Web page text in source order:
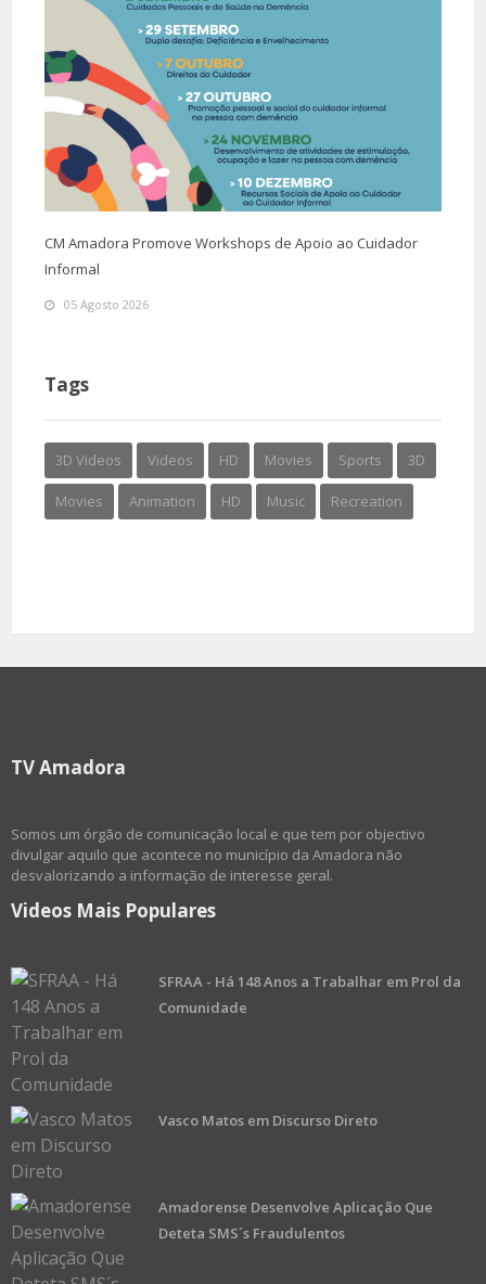
CM Amadora Promove Workshops de Apoio ao Cuidador
Informal
05 Agosto 2026
Tags
3D Videos Videos HD Movies Sports 3D
Movies Animation HD Music Recreation
TV Amadora
Somos um órgão de comunicação local e que tem por objectivo
divulgar aquilo que acontece no município da Amadora não
desvalorizando a informação de interesse geral.
Videos Mais Populares
SFRAA - Há 148 Anos a Trabalhar em Prol da
Comunidade
Vasco Matos em Discurso Direto
Amadorense Desenvolve Aplicação Que
Deteta SMS´s Fraudulentos